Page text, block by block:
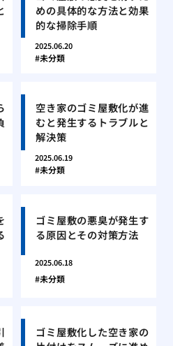
めの具体的な方法と効果
的な掃除手順
2025.06.20
未分類
空き家のゴミ屋敷化が進
むと発生するトラブルと
解決策
2025.06.19
未分類
ゴミ屋敷の悪臭が発生す
る原因とその対策方法
2025.06.18
未分類
ゴミ屋敷化した空き家の